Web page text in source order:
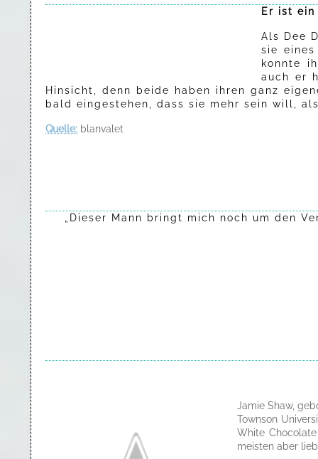
Er ist
Als Dee
sie
konnte
auch er
Hinsicht, denn beide haben ihren ganz
bald eingestehen, dass sie mehr sein will,
Quelle: blanvalet
„Dieser Mann bringt mich noch um den
Jamie Shaw,
Townson
White
meisten aber